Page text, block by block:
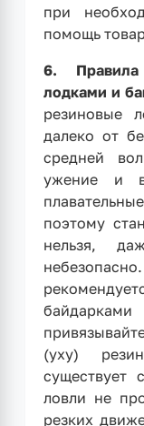
при
помощь
6. Правила
лодками и
резиновые
далеко от
средней
ужение и
поэтому
нельзя,
(уху)
существует
ловли не
резких